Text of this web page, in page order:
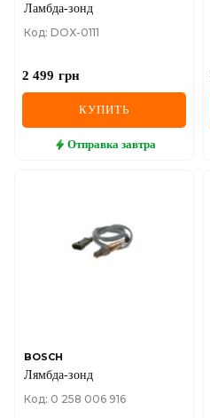
Ламбда-зонд
Код: DOX-0111
2 499 грн
КУПИТЬ
Отправка завтра
BOSCH
Лямбда-зонд
Код: 0 258 006 916